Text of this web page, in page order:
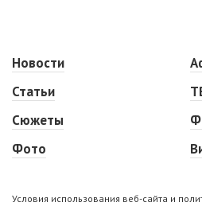
Новости
Статьи
Сюжеты
Фото
Условия использования веб-сайта и